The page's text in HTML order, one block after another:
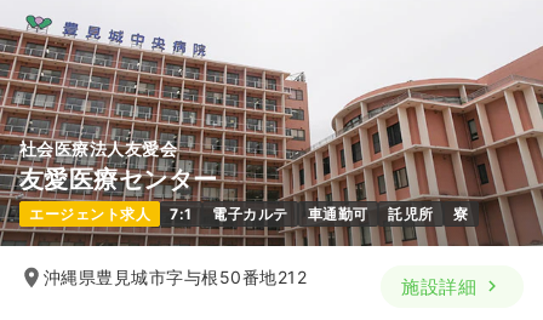
社会医療法人友愛会
友愛医療センター
エージェント求人 7:1 電子カルテ 車通勤可 託児所 寮
沖縄県豊見城市字与根50番地212 施設詳細